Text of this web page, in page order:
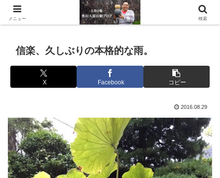
滋賀県の信楽で水琴窟や水鉢などの陶器を作っています。
信楽、久しぶりの本格的な雨。
X Facebook コピー
2016.08.29
メニュー 検索